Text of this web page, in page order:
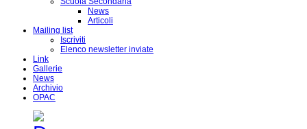
News
Articoli
Mailing list
Iscriviti
Elenco newsletter inviate
Link
Gallerie
News
Archivio
OPAC